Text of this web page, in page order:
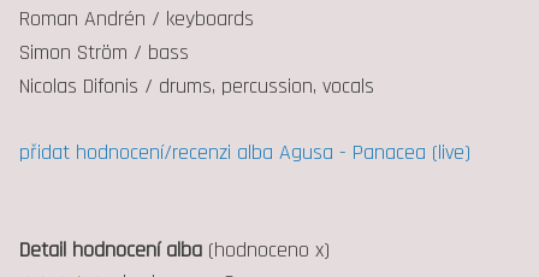
Roman Andrén / keyboards
Simon Ström / bass
Nicolas Difonis / drums, percussion, vocals
přidat hodnocení/recenzi alba Agusa - Panacea (live)
Detail hodnocení alba(hodnoceno x)